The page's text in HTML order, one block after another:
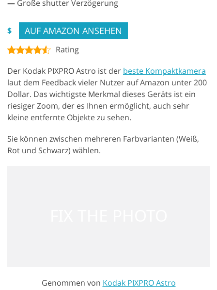
— Große shutter Verzögerung
$ AUF AMAZON ANSEHEN
Rating
Der Kodak PIXPRO Astro ist der beste Kompaktkamera
laut dem Feedback vieler Nutzer auf Amazon unter 200
Dollar. Das wichtigste Merkmal dieses Geräts ist ein
riesiger Zoom, der es Ihnen ermöglicht, auch sehr
kleine entfernte Objekte zu sehen.
Sie können zwischen mehreren Farbvarianten (Weiß,
Rot und Schwarz) wählen.
Genommen von Kodak PIXPRO Astro